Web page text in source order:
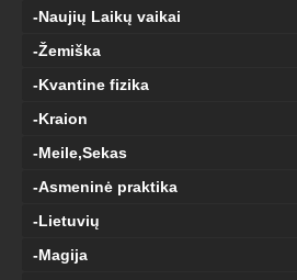
-Naujių Laikų vaikai
-Žemiška
-Kvantine fizika
-Kraion
-Meile,Sekas
-Asmeninė praktika
-Lietuvių
-Magija